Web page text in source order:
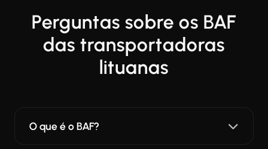
Perguntas sobre os BAF
das transportadoras
lituanas
O que é o BAF?